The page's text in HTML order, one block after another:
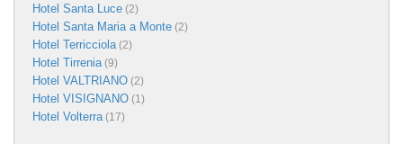
Hotel Santa Luce (2)
Hotel Santa Maria a Monte (2)
Hotel Terricciola(2)
Hotel Tirrenia(9)
Hotel VALTRIANO (2)
Hotel VISIGNANO (1)
Hotel Volterra(17)